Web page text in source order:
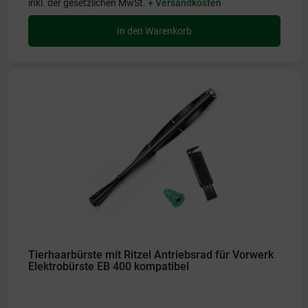
inkl. der gesetzlichen MwSt. +Versandkosten
In den Warenkorb
Tierhaarbürste mit Ritzel Antriebsrad für Vorwerk
Elektrobürste EB 400 kompatibel